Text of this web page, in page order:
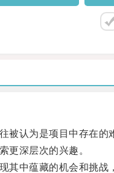
认为是项目中存在的
深层次的兴趣。
中蕴藏的机会和挑战